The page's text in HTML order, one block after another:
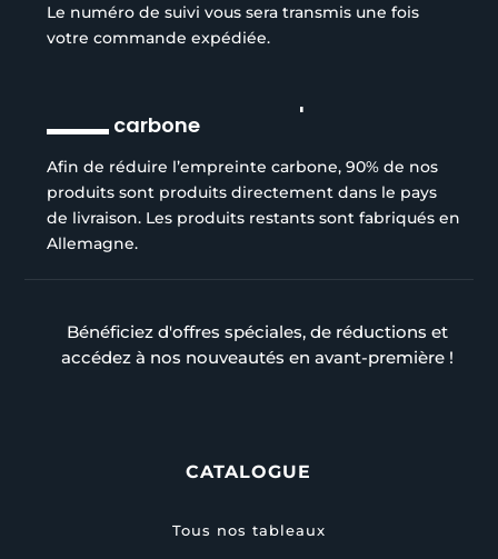
Le numéro de suivi vous sera transmis une fois
votre commande expédiée.
carbone
Afin de réduire l’empreinte carbone, 90% de nos
produits sont produits directement dans le pays
de livraison. Les produits restants sont fabriqués en
Allemagne.
Bénéficiez d'offres spéciales, de réductions et
accédez à nos nouveautés en avant-première !
CATALOGUE
Tous nos tableaux